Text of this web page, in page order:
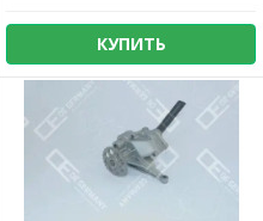
КУПИТЬ